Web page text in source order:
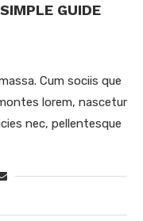
GUIDE
Cum sociis que
lorem, nascetur
nec, pellentesque